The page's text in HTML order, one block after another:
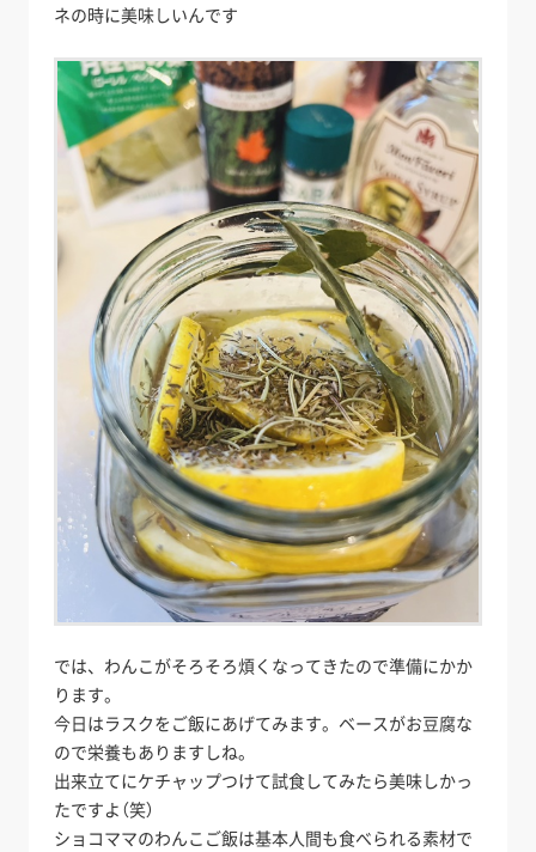
ネの時に美味しいんです
では、わんこがそろそろ煩くなってきたので準備にかか
ります。
今日はラスクをご飯にあげてみます。ベースがお豆腐な
ので栄養もありますしね。
出来立てにケチャップつけて試食してみたら美味しかっ
たですよ（笑）
ショコママのわんこご飯は基本人間も食べられる素材で